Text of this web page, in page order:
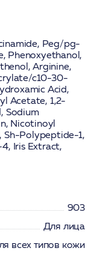
Peg/pg-
Phenoxyethanol,
Arginine,
c10-30-
Acid,
Acetate, 1,2-
Sodium
Nicotinoyl
Sh-Polypeptide-1,
Iris Extract,
903
Для лица
всех типов кожи